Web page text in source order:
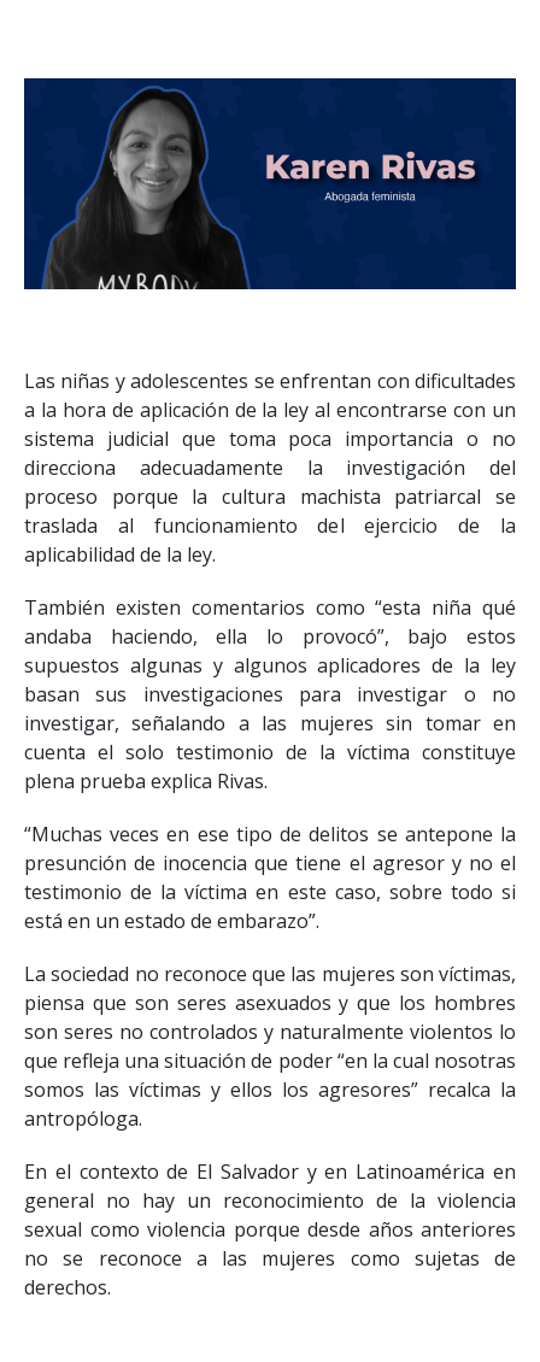
Las niñas y adolescentes se enfrentan con dificultades
a la hora de aplicación de la ley al encontrarse con un
sistema judicial que toma poca importancia o no
direcciona adecuadamente la investigación del
proceso porque la cultura machista patriarcal se
traslada al funcionamiento del ejercicio de la
aplicabilidad de la ley.
También existen comentarios como “esta niña qué
andaba haciendo, ella lo provocó”, bajo estos
supuestos algunas y algunos aplicadores de la ley
basan sus investigaciones para investigar o no
investigar, señalando a las mujeres sin tomar en
cuenta el solo testimonio de la víctima constituye
plena prueba explica Rivas.
“Muchas veces en ese tipo de delitos se antepone la
presunción de inocencia que tiene el agresor y no el
testimonio de la víctima en este caso, sobre todo si
está en un estado de embarazo”.
La sociedad no reconoce que las mujeres son víctimas,
piensa que son seres asexuados y que los hombres
son seres no controlados y naturalmente violentos lo
que refleja una situación de poder “en la cual nosotras
somos las víctimas y ellos los agresores” recalca la
antropóloga.
En el contexto de El Salvador y en Latinoamérica en
general no hay un reconocimiento de la violencia
sexual como violencia porque desde años anteriores
no se reconoce a las mujeres como sujetas de
derechos.